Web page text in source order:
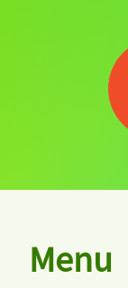
Menu